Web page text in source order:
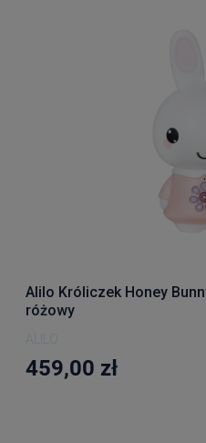
Alilo Króliczek Honey
różowy
ALILO
459,00 zł